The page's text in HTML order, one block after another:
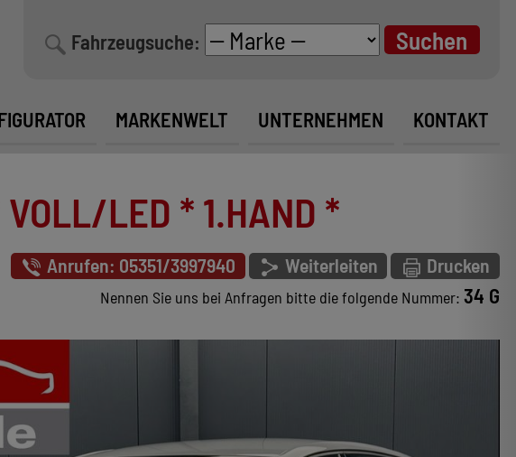
Fahrzeugsuche:
MARKENWELT UNTERNEHMEN KONTAKT
LED * 1.HAND *
Anrufen: 05351/3997940 Weiterleiten Drucken
Nennen Sie uns bei Anfragen bitte die folgende Nummer: 34 G